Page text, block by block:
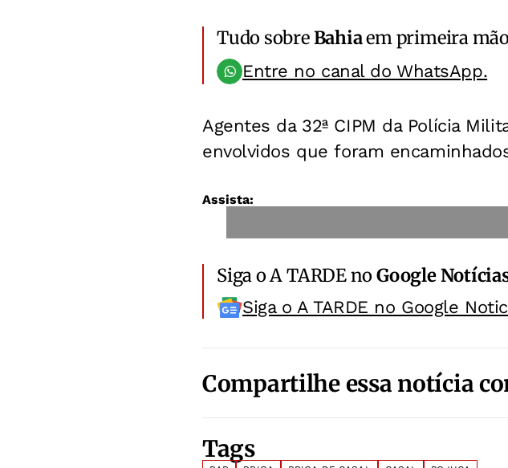
Tudo sobreBahiaem primeira
Entre no canal do WhatsApp.
Agentes da 32ª CIPM da Polícia
envolvidos que foram
Assista:
Siga o A TARDE noGoogle
Siga o A TARDE no Google
Compartilhe essa notícia
Tags